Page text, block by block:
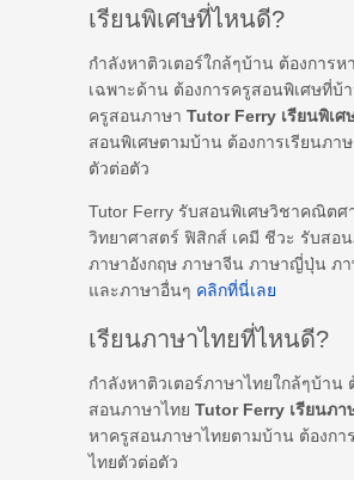
เรียนพิเศษที่ไหนดี?
กำลังหาติวเตอร์ใกล้ๆบ้าน ต้องการ
เฉพาะด้าน ต้องการครูสอนพิเศษที่บ้
ครูสอนภาษา Tutor Ferry เรียนพิเศ
สอนพิเศษตามบ้าน ต้องการเรียนภา
ตัวต่อตัว
Tutor Ferry รับสอนพิเศษวิชาคณิตศ
วิทยาศาสตร์ ฟิสิกส์ เคมี ชีวะ รับสอ
ภาษาอังกฤษ ภาษาจีน ภาษาญี่ปุ่น ภา
และภาษาอื่นๆ คลิกที่นี่เลย
เรียนภาษาไทยที่ไหนดี?
กำลังหาติวเตอร์ภาษาไทยใกล้ๆบ้าน
สอนภาษาไทย Tutor Ferry เรียนภา
หาครูสอนภาษาไทยตามบ้าน ต้องกา
ไทยตัวต่อตัว